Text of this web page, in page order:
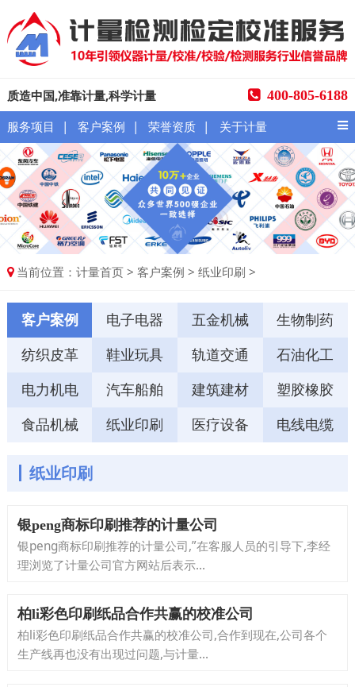
质造中国,准靠计量,科学计量 400-805-6188
服务项目 | 客户案例 | 荣誉资质 | 关于计量
当前位置：计量首页 >客户案例 >纸业印刷 >
客户案例 电子电器 五金机械 生物制药
纺织皮革 鞋业玩具 轨道交通 石油化工
电力机电 汽车船舶 建筑建材 塑胶橡胶
食品机械 纸业印刷 医疗设备 电线电缆
纸业印刷
银peng商标印刷推荐的计量公司
银peng商标印刷推荐的计量公司,”在客服人员的引导下,李经
理浏览了计量公司官方网站后表示...
柏li彩色印刷纸品合作共赢的校准公司
柏li彩色印刷纸品合作共赢的校准公司,合作到现在,公司各个
生产线再也没有出现过问题,与计量...